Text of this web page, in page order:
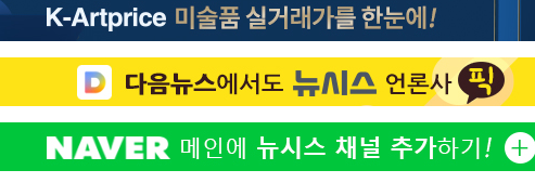
위…서울 낮 39도 '폭염중대경보'
적국 목표물들"과 대치로 남부 케슘섬에서 두차
콘 수입 규제…파생제품 15% 관세, 120일 후
정출산 금지 행정명령 서명
제 하락 마감…나스닥 0.06%↓